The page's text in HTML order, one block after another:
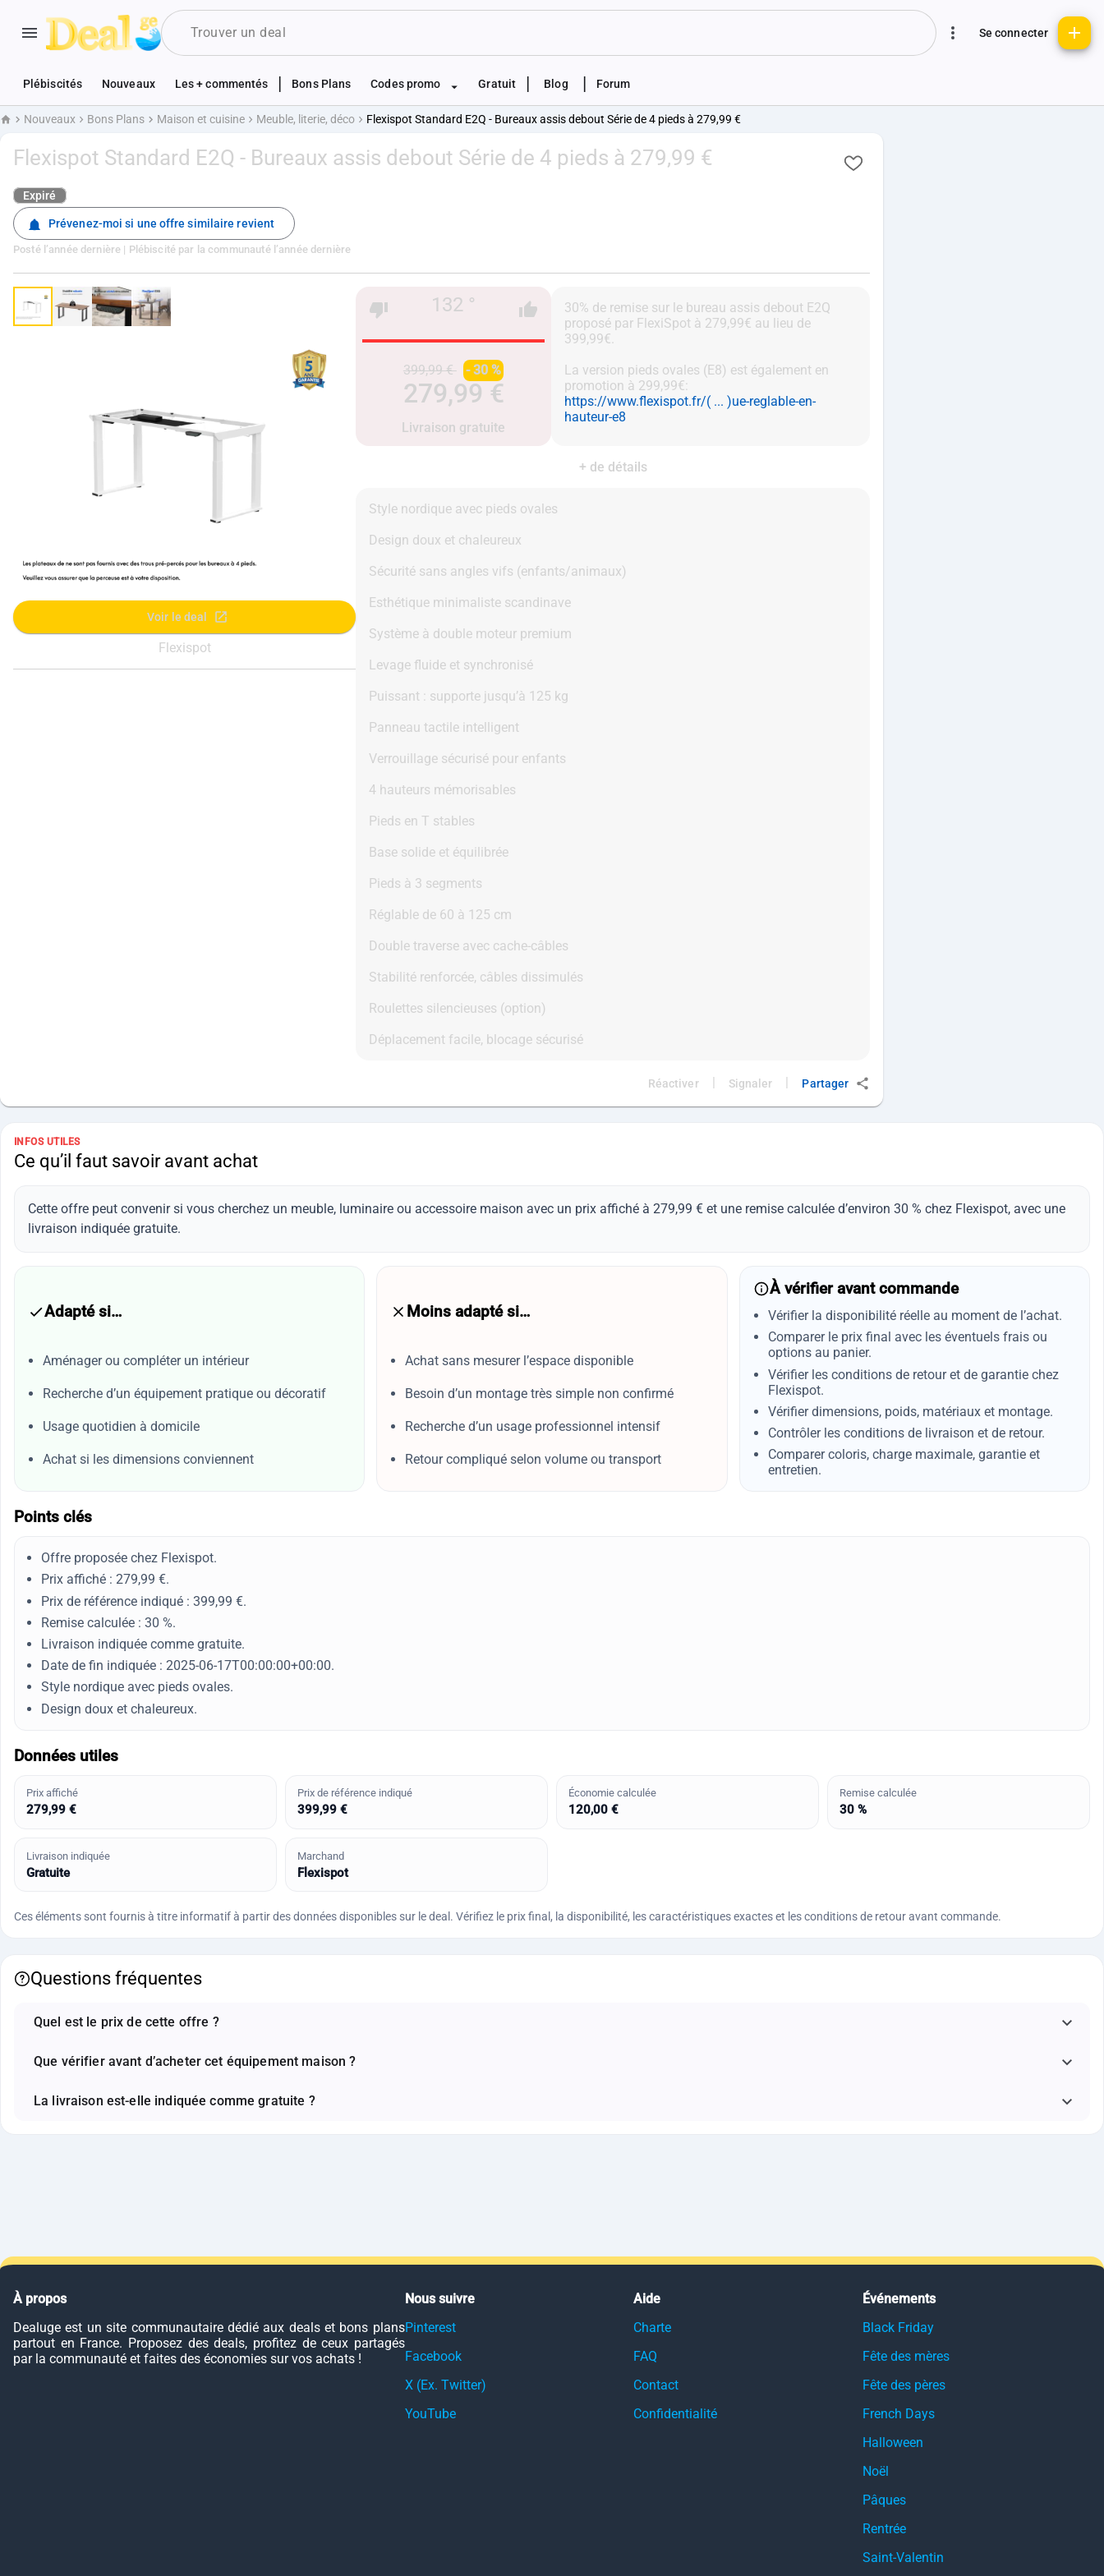
Se connecter
Plébiscités Nouveaux Les + commentés Bons Plans Codes promo Gratuit Blog Forum
AccueilNouveaux Bons Plans Maison et cuisine Meuble, literie, déco Flexispot Standard E2Q - Bureaux assis debout Série de 4 pieds à 279,99 €
Flexispot Standard E2Q - Bureaux assis debout Série de 4 pieds à 279,99 €
Expiré
Prévenez-moi si une offre similaire revient
Posté l’année dernière | Plébiscité par la communauté l’année dernière
Voir le deal
Flexispot
132 °
399,99 € - 30 %
279,99 €
Livraison gratuite
30% de remise sur le bureau assis debout E2Q
proposé par FlexiSpot à 279,99€ au lieu de
399,99€.
La version pieds ovales (E8) est également en
https://www.flexispot.fr/( ... )ue-reglable-en-
hauteur-e8
+ de détails
Style nordique avec pieds ovales
Design doux et chaleureux
Sécurité sans angles vifs (enfants/animaux)
Esthétique minimaliste scandinave
Système à double moteur premium
Levage fluide et synchronisé
Puissant : supporte jusqu’à 125 kg
Panneau tactile intelligent
Verrouillage sécurisé pour enfants
4 hauteurs mémorisables
Pieds en T stables
Base solide et équilibrée
Pieds à 3 segments
Réglable de 60 à 125 cm
Double traverse avec cache-câbles
Stabilité renforcée, câbles dissimulés
Roulettes silencieuses (option)
Réactiver Signaler Partager
INFOS UTILES
Ce qu’il faut savoir avant achat
Cette offre peut convenir si vous cherchez un meuble, luminaire ou accessoire maison avec un prix affiché à 279,99 € et une remise calculée d’environ 30 % chez Flexispot, avec une
livraison indiquée gratuite.
Adapté si…
Aménager ou compléter un intérieur
Recherche d’un équipement pratique ou décoratif
Usage quotidien à domicile
Achat si les dimensions conviennent
Moins adapté si…
Achat sans mesurer l’espace disponible
Besoin d’un montage très simple non confirmé
Recherche d’un usage professionnel intensif
Retour compliqué selon volume ou transport
À vérifier avant commande
Vérifier la disponibilité réelle au moment de l’achat.
Comparer le prix final avec les éventuels frais ou
options au panier.
Vérifier les conditions de retour et de garantie chez
Flexispot.
Vérifier dimensions, poids, matériaux et montage.
Contrôler les conditions de livraison et de retour.
Comparer coloris, charge maximale, garantie et
entretien.
Points clés
Offre proposée chez Flexispot.
Prix affiché : 279,99 €.
Prix de référence indiqué : 399,99 €.
Remise calculée : 30 %.
Livraison indiquée comme gratuite.
Date de fin indiquée : 2025-06-17T00:00:00+00:00.
Style nordique avec pieds ovales.
Design doux et chaleureux.
Données utiles
Prix affiché
279,99 €
Prix de référence indiqué
399,99 €
Économie calculée
120,00 €
Remise calculée
30 %
Livraison indiquée
Gratuite
Marchand
Flexispot
Ces éléments sont fournis à titre informatif à partir des données disponibles sur le deal. Vérifiez le prix final, la disponibilité, les caractéristiques exactes et les conditions de retour avant commande.
Questions fréquentes
Quel est le prix de cette offre ?
Que vérifier avant d’acheter cet équipement maison ?
La livraison est-elle indiquée comme gratuite ?
À propos
Dealuge est un site communautaire dédié aux deals et bons plans
partout en France. Proposez des deals, profitez de ceux partagés
par la communauté et faites des économies sur vos achats !
Nous suivre
Pinterest
Facebook
X (Ex. Twitter)
YouTube
Aide
Charte
FAQ
Contact
Confidentialité
Événements
Black Friday
Fête des mères
Fête des pères
French Days
Halloween
Noël
Pâques
Rentrée
Saint-Valentin